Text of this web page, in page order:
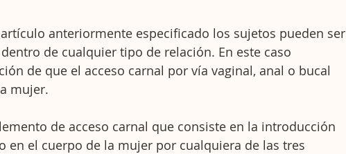
anteriormente especificado los sujetos pueden ser
de cualquier tipo de relación. En este caso
de que el acceso carnal por vía vaginal, anal o bucal
mujer.
de acceso carnal que consiste en la introducción
en el cuerpo de la mujer por cualquiera de las tres